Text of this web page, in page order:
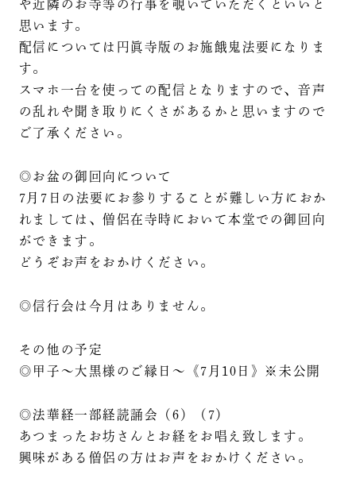
や近隣のお寺等の行事を覗いていただくといいと
思います。
配信については円眞寺版のお施餓鬼法要になりま
す。
スマホ一台を使っての配信となりますので、音声
の乱れや聞き取りにくさがあるかと思いますので
ご了承ください。
◎お盆の御回向について
7月7日の法要にお参りすることが難しい方におか
れましては、僧侶在寺時において本堂での御回向
ができます。
どうぞお声をおかけください。
◎信行会は今月はありません。
その他の予定
◎甲子～大黒様のご縁日～《7月10日》※未公開
◎法華経一部経読誦会（6）（7）
あつまったお坊さんとお経をお唱え致します。
興味がある僧侶の方はお声をおかけください。